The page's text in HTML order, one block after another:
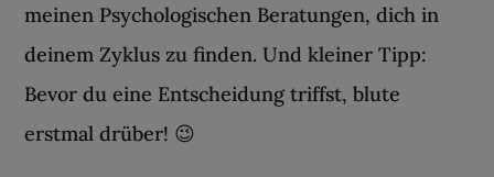
meinen Psychologischen Beratungen, dich in
deinem Zyklus zu finden. Und kleiner Tipp:
Bevor du eine Entscheidung triffst, blute
erstmal drüber! 😉